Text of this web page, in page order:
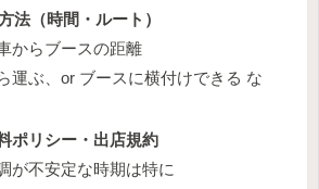
法（時間・ルート）
からブースの距離
運ぶ、or ブースに横付けできる な
ポリシー・出店規約
が不安定な時期は特に